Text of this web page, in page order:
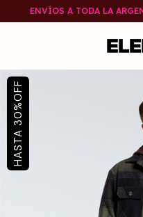
ENVÍOS A TODA LA
30
%
OFF